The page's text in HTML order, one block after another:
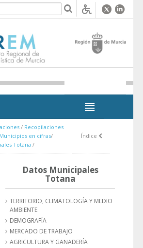
/ Recopilaciones
Municipios en cifras/
Totana /
Índice
Datos Municipales
Totana
TERRITORIO, CLIMATOLOGÍA Y MEDIO
AMBIENTE
DEMOGRAFÍA
MERCADO DE TRABAJO
AGRICULTURA Y GANADERÍA